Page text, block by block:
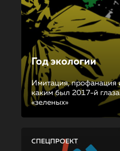
Год экологии
Имитация, профанация
каким был 2017-й
«зеленых»
СПЕЦПРОЕКТ